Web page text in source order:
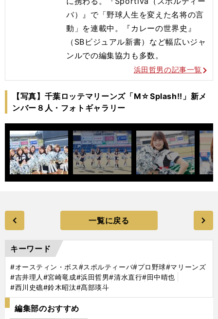
バ）』で「野球人生を変えた名将の言
動」を連載中。『カレーの世界史』
（SBビジュアル新書）など幅広いジャ
ンルでの編集協力も多数。
浜田哲男の記事一覧
【写真】千葉ロッテマリーンズ「M☆Splash!!」新メ
ンバー８人・フォトギャラリー
一覧に戻る
キーワード
#オースティン・ボス#スポルティーバ#プロ野球#マリーンズ
#吉井理人 #宮崎竜成#浜田哲男#清水直行#田中晴也
#西川史礁#鈴木昭汰#髙部瑛斗
編集部のおすすめ